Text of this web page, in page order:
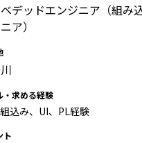
デッドエンジニア（組み
ア）
・求める経験
込み、UI、PL経験
ト